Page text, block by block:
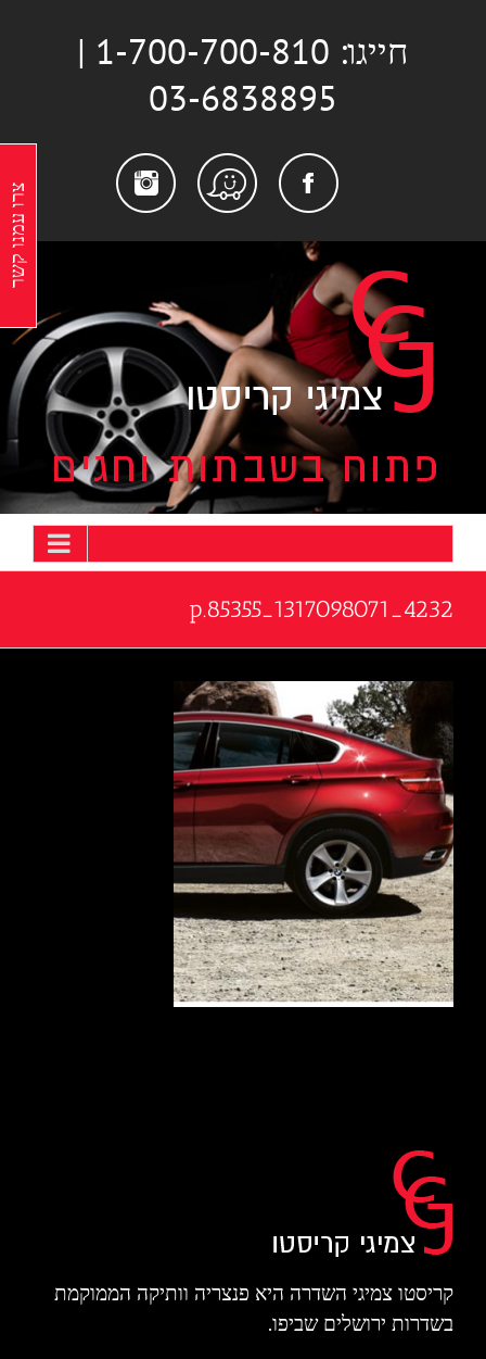
חייגו: 1-700-700-810 |
03-6838895
Facebook
Waze
4232_1317098071_85355.p
קריסטו צמיגי השדרה היא פנצריה וותיקה הממוקמת
בשדרות ירושלים שביפו.
צרו עמנו קשר